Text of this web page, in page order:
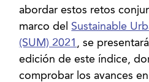
abordar estos retos
marco del Sustainable
(SUM) 2021 , se
edición de este índice,
comprobar los avances